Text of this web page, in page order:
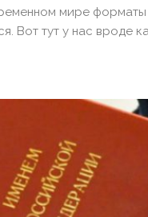
мире
Вот тут у нас вроде